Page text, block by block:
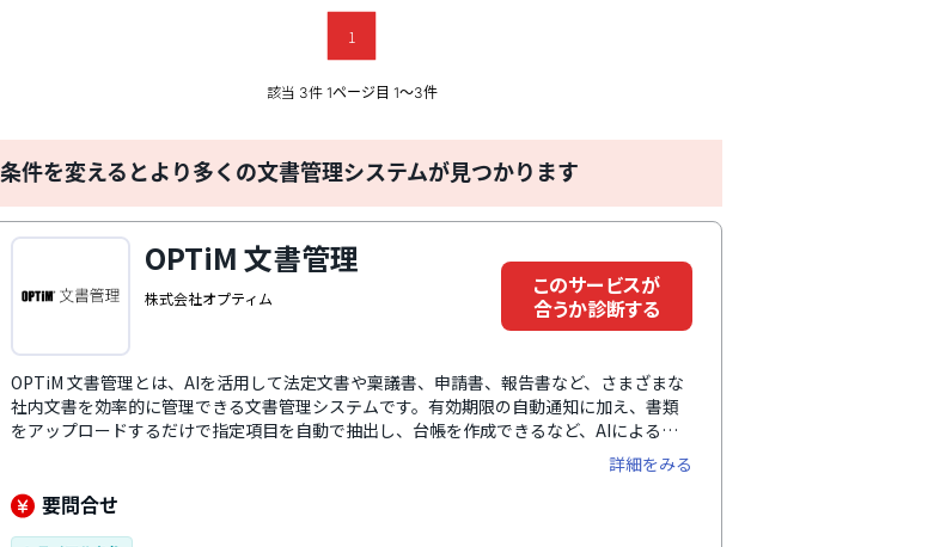
1
該当 3件 1ページ目 1〜3件
条件を変えるとより多くの文書管理システムが見つかります
OPTiM 文書管理
株式会社オプティム
このサービスが
合うか診断する
OPTiM 文書管理とは、AIを活用して法定文書や稟議書、申請書、報告書など、さまざまな
社内文書を効率的に管理できる文書管理システムです。有効期限の自動通知に加え、書類
をアップロードするだけで指定項目を自動で抽出し、台帳を作成できるなど、AIによるサ
ポートが充実しているのが特徴です。文書管理にかかる手間やコストの削減に貢献しま
詳細をみる
要問合せ